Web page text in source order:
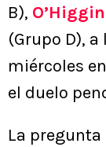
B),
(Grupo D),
miércoles
el duelo
La